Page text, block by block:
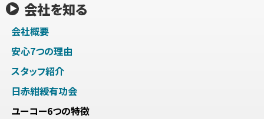
会社を知る
会社概要
安心7つの理由
スタッフ紹介
日赤紺綬有功会
ユーコー6つの特徴